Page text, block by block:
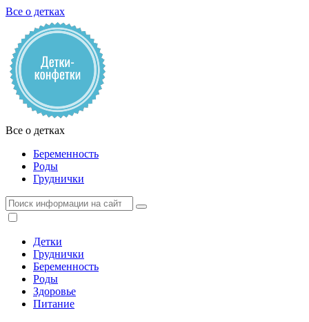
Все о детках
Все о детках
Беременность
Роды
Груднички
Детки
Груднички
Беременность
Роды
Здоровье
Питание